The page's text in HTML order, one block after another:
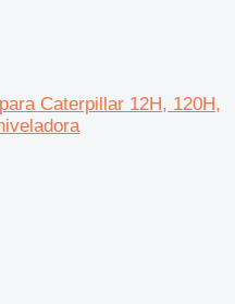
Caterpillar 12H, 120H,